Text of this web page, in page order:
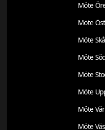
Möte
Möte
Möte
Möte
Möte
Möte
Möte
Möte